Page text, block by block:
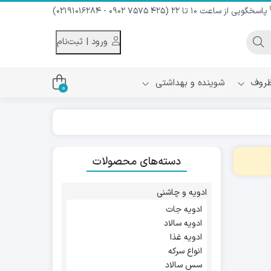
پاسخگویی از ساعت 10 تا 22 (425 7575 0902 - 02191016284)
و شیر نارگیل
شوینده و بهداشتی
لباس
0
دسته‌های محصولات
ادویه و چاشنی
ادویه جات
ادویه سالاد
ادویه غذا
انواع سرکه
سس سالاد